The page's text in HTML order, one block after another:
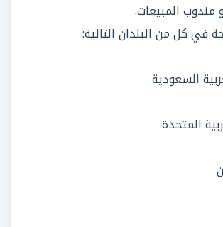
في كل من البلدان التالية:
السعودية
المتحدة